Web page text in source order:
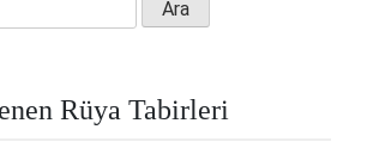
Rüya Tabirleri